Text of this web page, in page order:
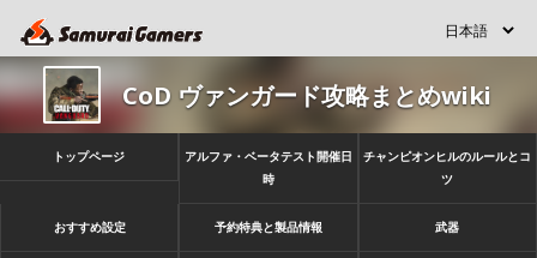
CoD ヴァンガード攻略まとめwiki
トップページ
アルファ・ベータテスト開催日
時
チャンピオンヒルのルールとコ
ツ
おすすめ設定 予約特典と製品情報 武器